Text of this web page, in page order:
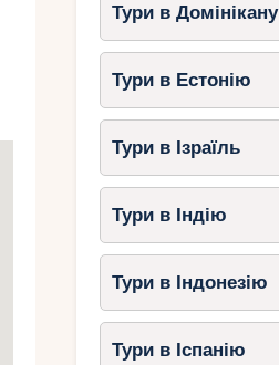
Тури в Домінікану
Тури в Естонію
Тури в Ізраїль
Тури в Індію
Тури в Індонезію
Тури в Іспанію